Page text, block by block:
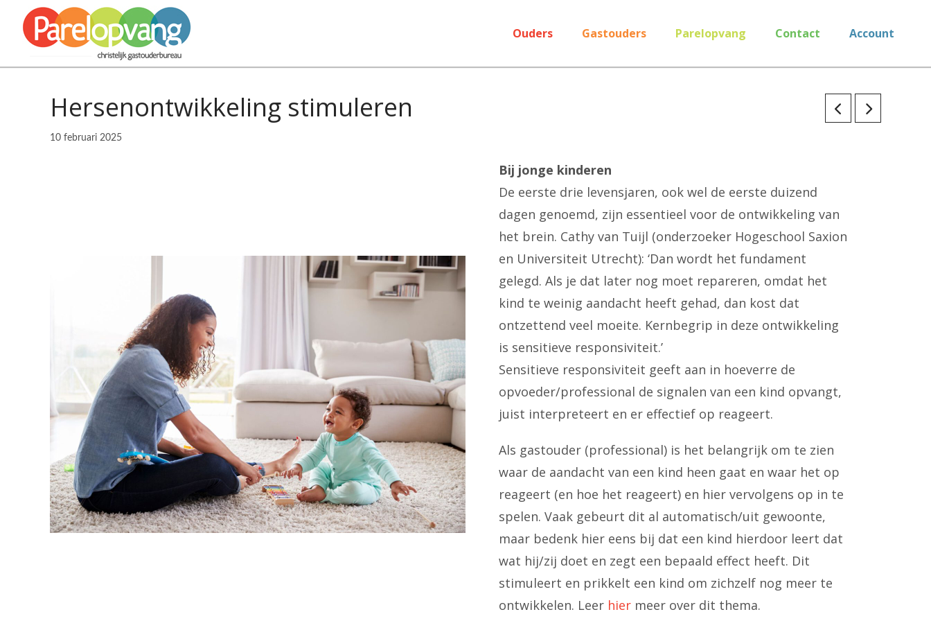
Ouders Gastouders Parelopvang Contact Account
Hersenontwikkeling stimuleren
10 februari 2025
Bij jonge kinderen
De eerste drie levensjaren, ook wel de eerste duizend
dagen genoemd, zijn essentieel voor de ontwikkeling van
het brein. Cathy van Tuijl (onderzoeker Hogeschool Saxion
en Universiteit Utrecht): ‘Dan wordt het fundament
gelegd. Als je dat later nog moet repareren, omdat het
kind te weinig aandacht heeft gehad, dan kost dat
ontzettend veel moeite. Kernbegrip in deze ontwikkeling
is sensitieve responsiviteit.’
Sensitieve responsiviteit geeft aan in hoeverre de
opvoeder/professional de signalen van een kind opvangt,
juist interpreteert en er effectief op reageert.
Als gastouder (professional) is het belangrijk om te zien
waar de aandacht van een kind heen gaat en waar het op
reageert (en hoe het reageert) en hier vervolgens op in te
spelen. Vaak gebeurt dit al automatisch/uit gewoonte,
maar bedenk hier eens bij dat een kind hierdoor leert dat
wat hij/zij doet en zegt een bepaald effect heeft. Dit
stimuleert en prikkelt een kind om zichzelf nog meer te
ontwikkelen. Leer hier meer over dit thema.